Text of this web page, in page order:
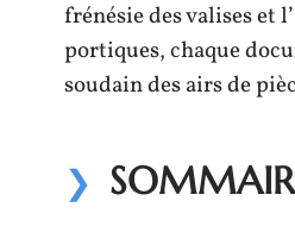
frénésie des valises et
portiques, chaque
soudain des airs de